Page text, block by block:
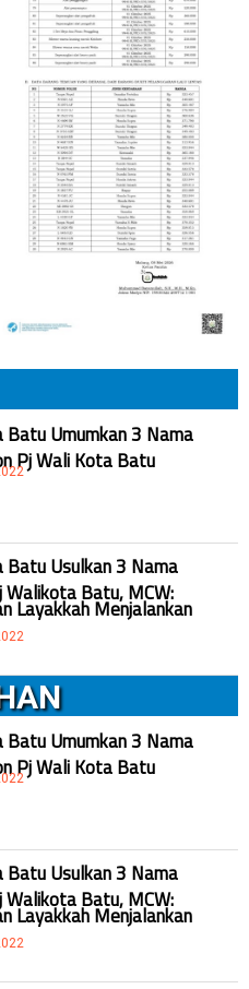
Batu Umumkan 3 Nama
Pj Wali Kota Batu
Batu Usulkan 3 Nama
Walikota Batu, MCW:
Layakkah Menjalankan
Batu Umumkan 3 Nama
Pj Wali Kota Batu
Batu Usulkan 3 Nama
Walikota Batu, MCW:
Layakkah Menjalankan